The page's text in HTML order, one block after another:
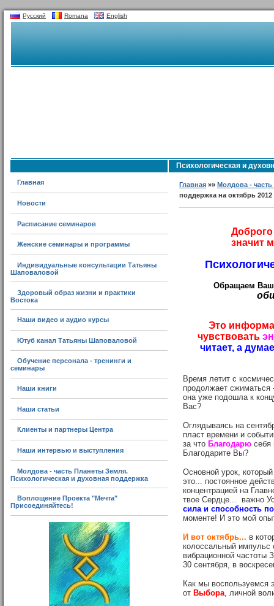
Русский Romana English
Главная
Новости
Расписание семинаров
Женские семинары и программы
Индивидуальные консультации Татьяны
Шаповаловой
Здоровый образ жизни и практики
Востока
Наши видео и аудио курсы
Ютуб канал Татьяны Шаповаловой
Обучение персонала - тренинги и
семинары
Наши книги
Наши статьи
Клиенты и партнеры Центра
Наши интервью и выступления
Молдова - часть Планеты Земля.
Психологическая и духовная поддержка
Воплощение Проекта "Мечта"
Присоединяйтесь!
Психологическая и
Главная »»Молдова -
поддержка на октябрь 2012
Доброго
значит
Обращаем
Это
чувствовать
читает, а
Время летит с
продолжает сжиматься
она уже подошла к
Вас?
Оглядываясь на
пласт времени и
за что Благодарюсебя
Благодарите Вы?
Основной урок,
это... постоянное
концентрацией на
твое Сердце... важно
сила и способность
моменте! И это мой
И вот октябрь... в
колоссальный импульс
вибрационной частоты
30 сентября, в
Как мы воспользуемся
от Выбора, личной